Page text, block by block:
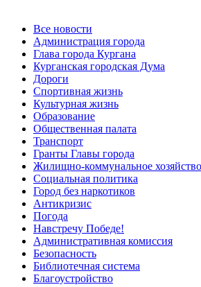
Все новости
Администрация города
Глава города Кургана
Курганская городская Дума
Дороги
Спортивная жизнь
Культурная жизнь
Образование
Общественная палата
Транспорт
Гранты Главы города
Жилищно-коммунальное хозяйство
Социальная политика
Город без наркотиков
Антикризис
Погода
Навстречу Победе!
Административная комиссия
Безопасность
Библиотечная система
Благоустройство